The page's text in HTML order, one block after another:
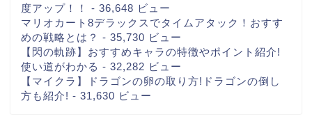
度アップ！！
- 36,648 ビュー
マリオカート8デラックスでタイムアタック！おすす
めの戦略とは？ - 35,730 ビュー
【閃の軌跡】おすすめキャラの特徴やポイント紹介!
使い道がわかる - 32,282 ビュー
【マイクラ】ドラゴンの卵の取り方!ドラゴンの倒し
方も紹介! - 31,630 ビュー